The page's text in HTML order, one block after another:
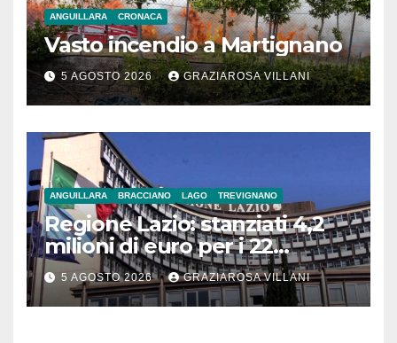
ANGUILLARA CRONACA
Vasto incendio a Martignano
5 AGOSTO 2026 GRAZIAROSA VILLANI
ANGUILLARA BRACCIANO LAGO TREVIGNANO
Regione Lazio: stanziati 4,2
milioni di euro per i 22
Comuni dell’Etruria
Meridionale
5 AGOSTO 2026 GRAZIAROSA VILLANI